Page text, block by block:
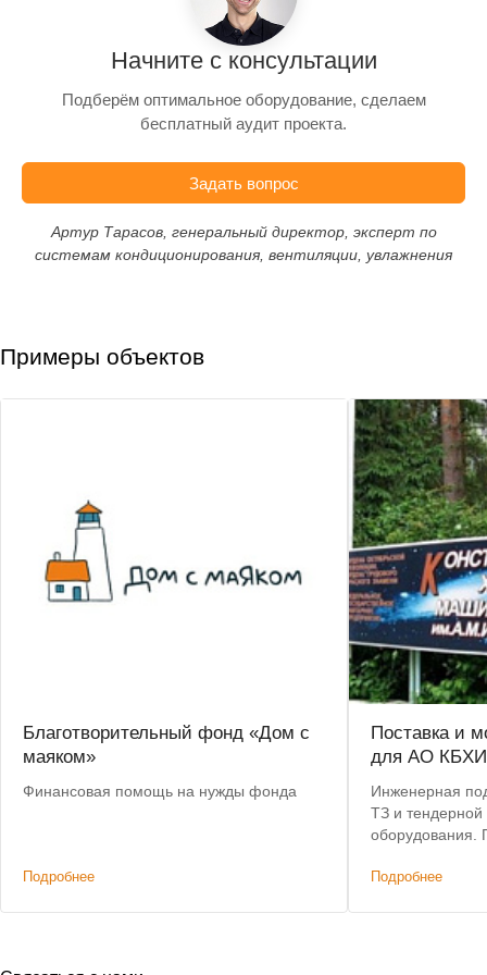
Начните с консультации
Подберём оптимальное оборудование, сделаем
бесплатный аудит проекта.
Задать вопрос
Артур Тарасов, генеральный директор, эксперт по
системам кондиционирования, вентиляции, увлажнения
Примеры объектов
Благотворительный фонд «Дом с
маяком»
Финансовая помощь на нужды фонда
Подробнее
Поставка и
для АО
Инженерная
ТЗ и тендерной
оборудования. Поставка в г. Королев и
Подробнее